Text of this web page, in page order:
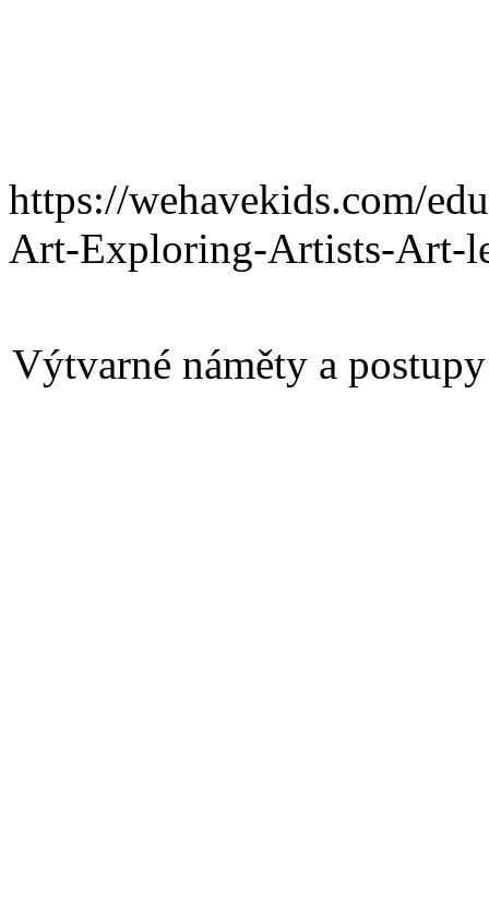
https://wehavekids.com/
Art-Exploring-Artists-Art-
Výtvarné náměty a